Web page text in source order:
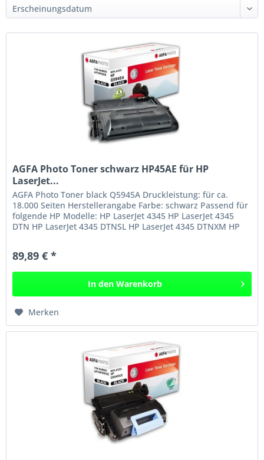
AGFA Photo Toner schwarz HP45AE für HP
LaserJet...
AGFA Photo Toner black Q5945A Druckleistung: für ca.
18.000 Seiten Herstellerangabe Farbe: schwarz Passend für
folgende HP Modelle: HP LaserJet 4345 HP LaserJet 4345
DTN HP LaserJet 4345 DTNSL HP LaserJet 4345 DTNXM HP
89,89 € *
In den Warenkorb
Merken